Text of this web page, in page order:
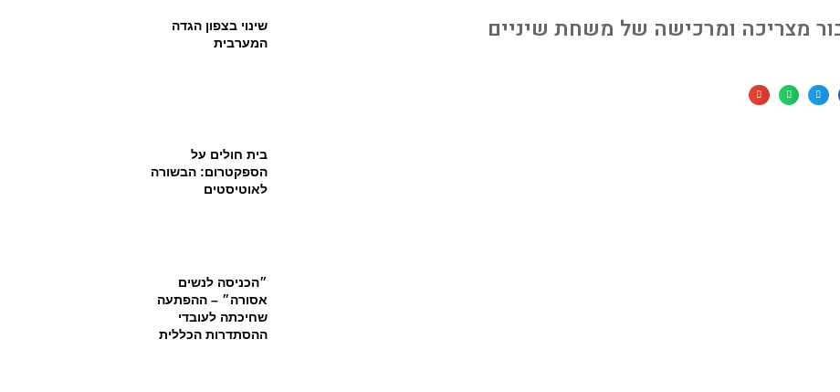
מצריכה ומרכישה של משחת שיניים
שינוי בצפון הגדה
המערבית
בית חולים על
הספקטרום: הבשורה
לאוטיסטים
״הכניסה לנשים
אסורה״ – ההפתעה
שחיכתה לעובדי
ההסתדרות הכללית